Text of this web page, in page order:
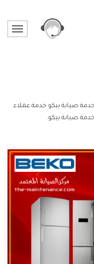
صيانة بيكو خدمة عملاء
صيانة بيكو.